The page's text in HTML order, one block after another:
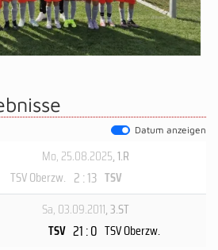
Datum anzeigen
Mo, 25.08.2025, 1.R
TSV Oberzw. 2 : 13 TSV
Sa, 03.09.2011, 3.ST
TSV 21 : 0 TSV Oberzw.